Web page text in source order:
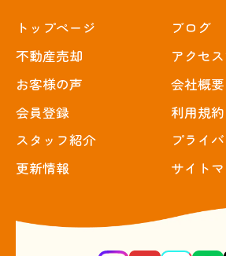
トップぺージ
不動産売却
お客様の声
会員登録
スタッフ紹介
更新情報
ブログ
アクセ
会社概要
利用規約
プライ
サイト